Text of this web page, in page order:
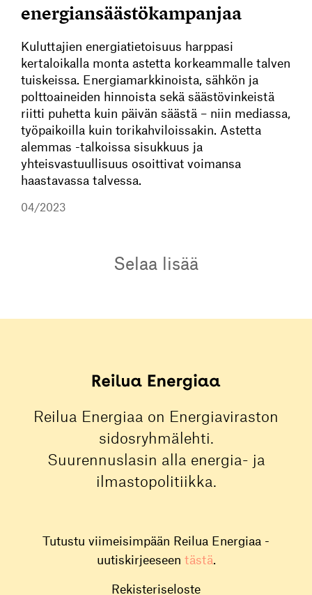
energiansäästökampanjaa
Kuluttajien energiatietoisuus harppasi
kertaloikalla monta astetta korkeammalle talven
tuiskeissa. Energiamarkkinoista, sähkön ja
polttoaineiden hinnoista sekä säästövinkeistä
riitti puhetta kuin päivän säästä – niin mediassa,
työpaikoilla kuin torikahviloissakin. Astetta
alemmas -talkoissa sisukkuus ja
yhteisvastuullisuus osoittivat voimansa
haastavassa talvessa.
04/2023
Selaa lisää
Reilua Energiaa on Energiaviraston
sidosryhmälehti.
Suurennuslasin alla energia- ja
ilmastopolitiikka.
Tutustu viimeisimpään Reilua Energiaa -
uutiskirjeeseen tästä.
Rekisteriseloste